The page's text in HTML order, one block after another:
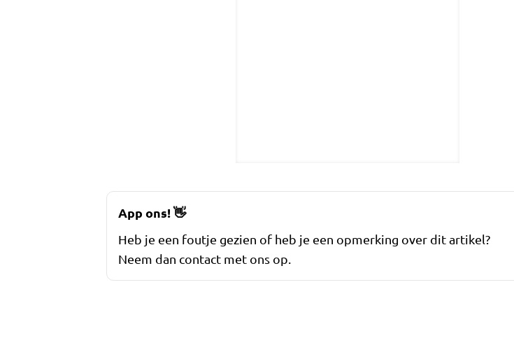
App ons!👋
Heb je een foutje gezien of heb je een opmerking over dit artikel?
Neem dan contact met ons op.